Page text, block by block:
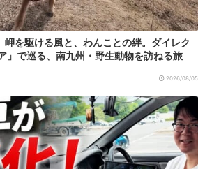
岬を駆ける風と、わんことの絆。ダイレク
」で巡る、南九州・野生動物を訪ねる旅
2026/08/05